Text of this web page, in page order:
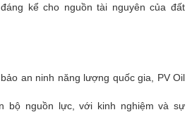
kể cho nguồn tài nguyên của đất
an ninh năng lượng quốc gia, PV Oil
bộ nguồn lực, với kinh nghiệm và sự